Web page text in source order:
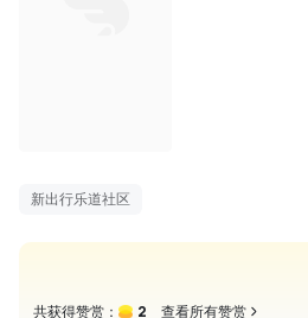
新出行乐道社区
共获得赞赏： 2 查看所有赞赏